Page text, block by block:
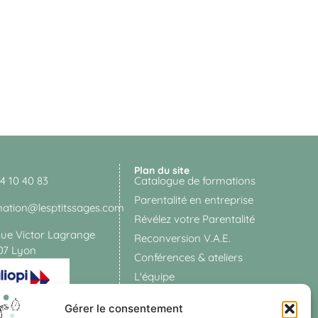
Gérer le consentement
10 40 83
Victor Lagrange
Lyon
Plan du site
Catalogue de formations
Parentalité en entreprise
Révélez votre Parentalité
Reconversion V.A.E.
Conférences & ateliers
L'équipe